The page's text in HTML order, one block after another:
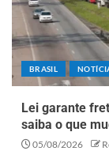
BRASIL
Lei garante
saiba o que
05/08/2026